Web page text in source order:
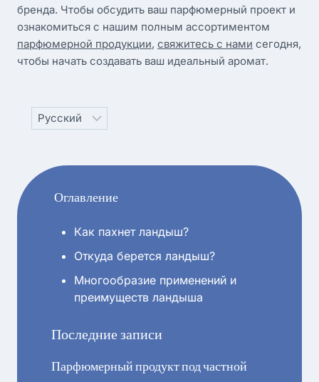
бренда. Чтобы обсудить ваш парфюмерный проект и
ознакомиться с нашим полным ассортиментом
парфюмерной продукции, свяжитесь с нами сегодня,
чтобы начать создавать ваш идеальный аромат.
Choose
a
Оглавление
Как пахнет ландыш?
Откуда берется ландыш?
Многообразие применений и
преимуществ ландыша
Последние записи
Парфюмерный продукт под частной